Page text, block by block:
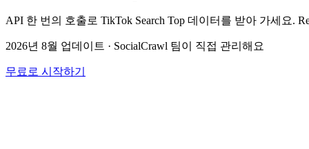
API 한 번의 호출로 TikTok Search Top 데이터를 받아 가세요.
2026년 8월 업데이트 · SocialCrawl 팀이 직접 관리해요
무료로 시작하기